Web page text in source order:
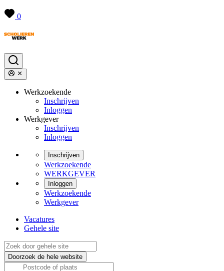
0
Werkzoekende
Inschrijven
Inloggen
Werkgever
Inschrijven
Inloggen
Inschrijven
Werkzoekende
WERKGEVER
Inloggen
Werkzoekende
Werkgever
Vacatures
Gehele site